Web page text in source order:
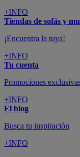
+INFO
Tiendas de sofás y
¡Encuentra la tuya!
+INFO
Tu cuenta
Promociones
+INFO
El blog
Busca tu inspiración
+INFO